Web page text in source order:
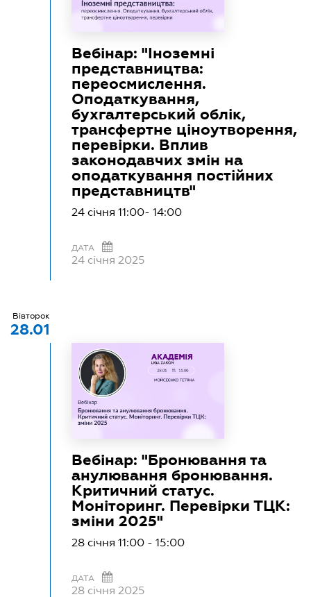
Вебінар: "Іноземні
представництва:
переосмислення.
Оподаткування,
бухгалтерський облік,
трансфертне ціноутворення,
перевірки. Вплив
законодавчих змін на
оподаткування постійних
представництв"
24 січня 11:00- 14:00
ДАТА
24 січня 2025
Вівторок
28.01
Вебінар: "Бронювання та
анулювання бронювання.
Критичний статус.
Моніторинг. Перевірки ТЦК:
зміни 2025"
28 січня 11:00 - 15:00
ДАТА
28 січня 2025